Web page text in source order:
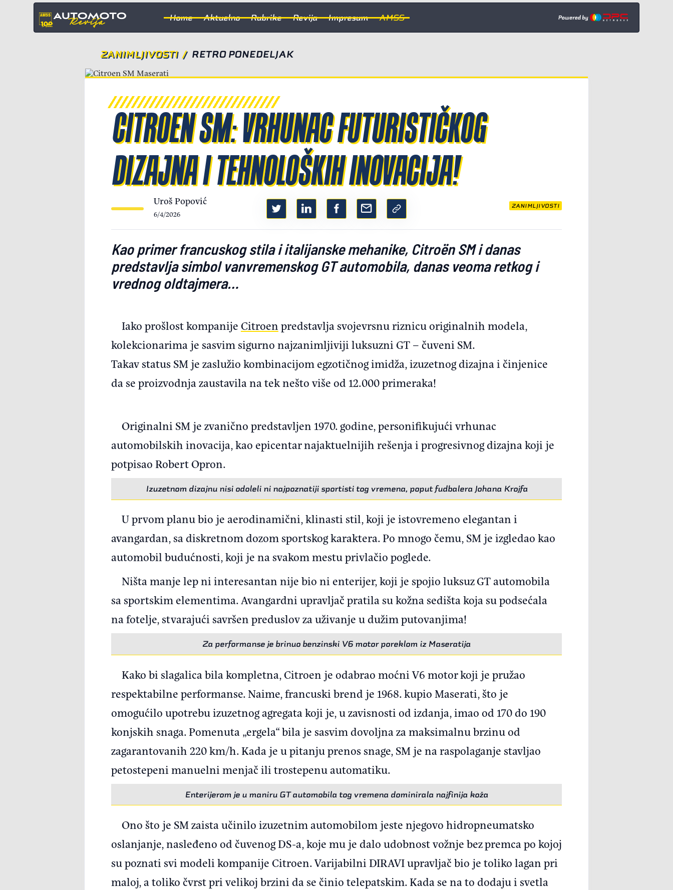
Home Aktuelno Rubrike Revija Impresum AMSS
ZANIMLJIVOSTI / RETRO PONEDELJAK
CITROEN SM: VRHUNAC FUTURISTIČKOG
DIZAJNA I TEHNOLOŠKIH INOVACIJA!
Uroš Popović
6/4/2026
ZANIMLJIVOSTI
Kao primer francuskog stila i italijanske mehanike, Citroën SM i danas
predstavlja simbol vanvremenskog GT automobila, danas veoma retkog i
vrednog oldtajmera…
Iako prošlost kompanijeCitroenpredstavlja svojevrsnu riznicu originalnih modela,
kolekcionarima je sasvim sigurno najzanimljiviji luksuzni GT – čuveni SM.
Takav status SM je zaslužio kombinacijom egzotičnog imidža, izuzetnog dizajna i činjenice
da se proizvodnja zaustavila na tek nešto više od 12.000 primeraka!
Originalni SM je zvanično predstavljen 1970. godine, personifikujući vrhunac
automobilskih inovacija, kao epicentar najaktuelnijih rešenja i progresivnog dizajna koji je
potpisao Robert Opron.
Izuzetnom dizajnu nisi odoleli ni najpoznatiji sportisti tog vremena, poput fudbalera Johana Krojfa
U prvom planu bio je aerodinamični, klinasti stil, koji je istovremeno elegantan i
avangardan, sa diskretnom dozom sportskog karaktera. Po mnogo čemu, SM je izgledao kao
automobil budućnosti, koji je na svakom mestu privlačio poglede.
Ništa manje lep ni interesantan nije bio ni enterijer, koji je spojio luksuz GT automobila
sa sportskim elementima. Avangardni upravljač pratila su kožna sedišta koja su podsećala
na fotelje, stvarajući savršen preduslov za uživanje u dužim putovanjima!
Za performanse je brinuo benzinski V6 motor poreklom iz Maseratija
Kako bi slagalica bila kompletna, Citroen je odabrao moćni V6 motor koji je pružao
respektabilne performanse. Naime, francuski brend je 1968. kupio Maserati, što je
omogućilo upotrebu izuzetnog agregata koji je, u zavisnosti od izdanja, imao od 170 do 190
konjskih snaga. Pomenuta „ergela“ bila je sasvim dovoljna za maksimalnu brzinu od
zagarantovanih 220 km/h. Kada je u pitanju prenos snage, SM je na raspolaganje stavljao
petostepeni manuelni menjač ili trostepenu automatiku.
Enterijerom je u maniru GT automobila tog vremena dominirala najfinija koža
Ono što je SM zaista učinilo izuzetnim automobilom jeste njegovo hidropneumatsko
oslanjanje, nasleđeno od čuvenog DS-a, koje mu je dalo udobnost vožnje bez premca po kojoj
su poznati svi modeli kompanije Citroen. Varijabilni DIRAVI upravljač bio je toliko lagan pri
maloj, a toliko čvrst pri velikoj brzini da se činio telepatskim. Kada se na to dodaju i svetla